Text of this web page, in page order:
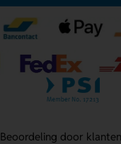
Beoordeling door